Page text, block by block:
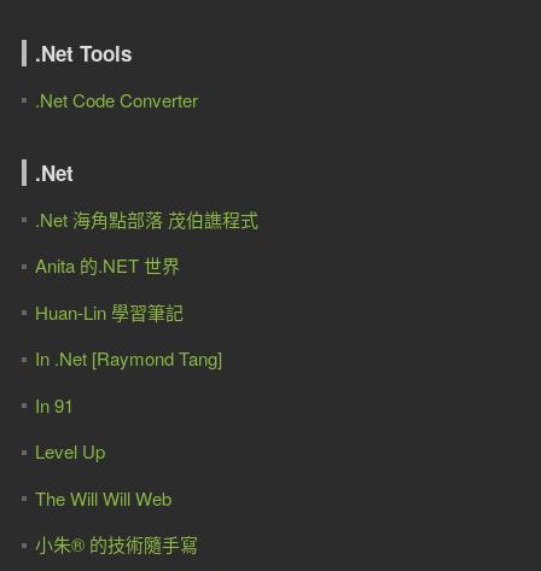
.Net Tools
.Net Code Converter
.Net
.Net 海角點部落 茂伯譙程式
Anita 的.NET 世界
Huan-Lin 學習筆記
In .Net [Raymond Tang]
In 91
Level Up
The Will Will Web
小朱® 的技術隨手寫